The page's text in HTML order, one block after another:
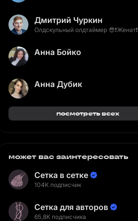
Дмитрий Чуркин
Олдскульный олдтаймер 😎❗Женат❗
Анна Бойко
Анна Дубик
посмотреть всех
может вас заинтересовать
Сетка в сетке
104K подписчик
Сетка для авторов
65,8K подписчика